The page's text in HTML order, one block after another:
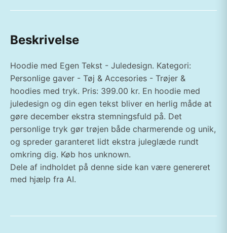
Beskrivelse
Hoodie med Egen Tekst - Juledesign. Kategori:
Personlige gaver - Tøj & Accesories - Trøjer &
hoodies med tryk. Pris: 399.00 kr. En hoodie med
juledesign og din egen tekst bliver en herlig måde at
gøre december ekstra stemningsfuld på. Det
personlige tryk gør trøjen både charmerende og unik,
og spreder garanteret lidt ekstra juleglæde rundt
omkring dig. Køb hos unknown.
Dele af indholdet på denne side kan være genereret
med hjælp fra AI.